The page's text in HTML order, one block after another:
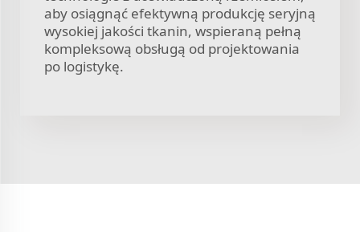
aby osiągnąć efektywną produkcję seryjną
wysokiej jakości tkanin, wspieraną pełną
kompleksową obsługą od projektowania
po logistykę.